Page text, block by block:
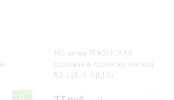
Мочалка ЯПОНСКАЯ
розовая в полоску мягкая
BJ-118-5 (NL10)